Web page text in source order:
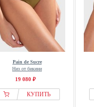
Pain de Sucre
Низ от бикини
19 080 ₽
КУПИТЬ